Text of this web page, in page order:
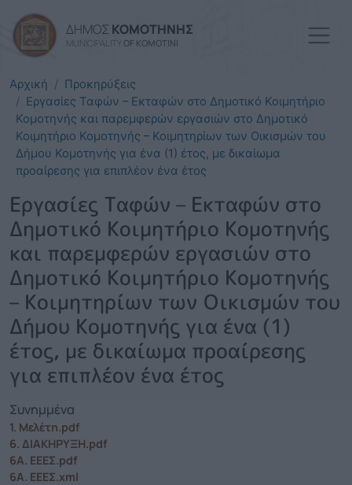
ΔΗΜΟΣ ΚΟΜΟΤΗΝΗΣ
MUNICIPALITY OF KOMOTINI
Αρχική
Προκηρύξεις
Εργασίες Ταφών – Εκταφών στο Δημοτικό Κοιμητήριο
Κομοτηνής και παρεμφερών εργασιών στο Δημοτικό
Κοιμητήριο Κομοτηνής – Κοιμητηρίων των Οικισμών του
Δήμου Κομοτηνής για ένα (1) έτος, με δικαίωμα
προαίρεσης για επιπλέον ένα έτος
Εργασίες Ταφών – Εκταφών στο
Δημοτικό Κοιμητήριο Κομοτηνής
και παρεμφερών εργασιών στο
Δημοτικό Κοιμητήριο Κομοτηνής
– Κοιμητηρίων των Οικισμών του
Δήμου Κομοτηνής για ένα (1)
έτος, με δικαίωμα προαίρεσης
για επιπλέον ένα έτος
Συνημμένα
1. Μελέτη.pdf
6. ΔΙΑΚΗΡΥΞΗ.pdf
6Α. ΕΕΕΣ.pdf
6Α. ΕΕΕΣ.xml